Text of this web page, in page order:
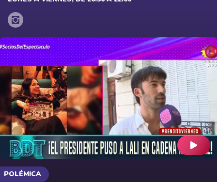
POLÉMICA